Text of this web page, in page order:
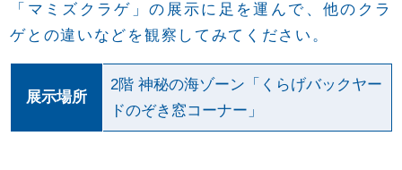
「マミズクラゲ」の展示に足を運んで、他のクラ
ゲとの違いなどを観察してみてください。
展示場所
2階 神秘の海ゾーン「くらげバックヤー
ドのぞき窓コーナー」